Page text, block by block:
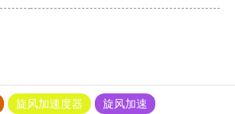
旋风加速度器
旋风加速